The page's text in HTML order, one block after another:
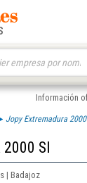
Información
Jopy Extremadura
2000 Sl
| Badajoz